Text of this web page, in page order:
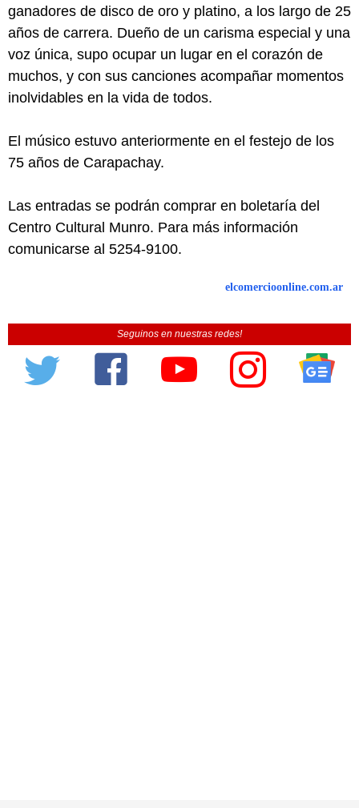
ganadores de disco de oro y platino, a los largo de 25
años de carrera. Dueño de un carisma especial y una
voz única, supo ocupar un lugar en el corazón de
muchos, y con sus canciones acompañar momentos
inolvidables en la vida de todos.
El músico estuvo anteriormente en el festejo de los
75 años de Carapachay.
Las entradas se podrán comprar en boletaría del
Centro Cultural Munro. Para más información
comunicarse al 5254-9100.
elcomercioonline.com.ar
Seguinos en nuestras redes!